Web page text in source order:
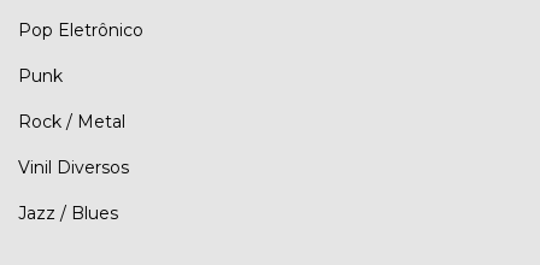
Pop Eletrônico
Punk
Rock / Metal
Vinil Diversos
Jazz / Blues